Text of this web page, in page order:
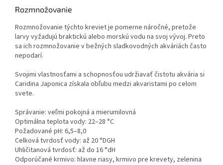
Rozmnožovanie
Rozmnožovanie týchto kreviet je pomerne náročné, pretože
larvy vyžadujú braktickú alebo morskú vodu na svoj vývoj. Preto
sa ich rozmnožovanie v bežných sladkovodných akváriách často
nepodarí.
Svojimi vlastnosťami a schopnosťou udržiavať čistotu akvária si
Caridina Japonica získala obľubu medzi akvaristami po celom
svete.
Správanie: veľmi pokojná a mierumilovná
Optimálna teplota vody: 22–28 °C
Požadované pH: 6,5–8,0
Celková tvrdosť vody: až 20 °DGH
Uhličitanová tvrdosť: až do 16 °dH
Odporúčané krmivo: hlavne riasy, krmivo pre krevety, zelenina